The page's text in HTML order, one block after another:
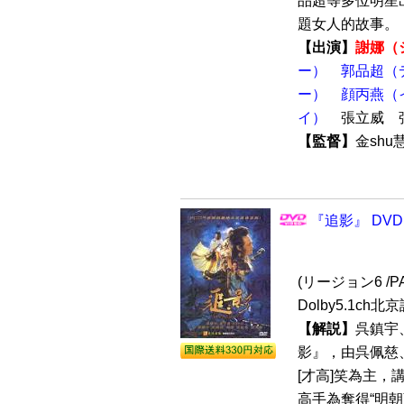
題女人的故事。
【出演】 謝娜（
ー）
郭品超（
ー）
顔丙燕（
イ）
張立威
【監督】 金
『追影』
(リージョン6 /
Dolby5.1ch北
【解説】 呉鎮宇
影』，由呉佩慈
[才高]笑為主，
高手為奪得“明